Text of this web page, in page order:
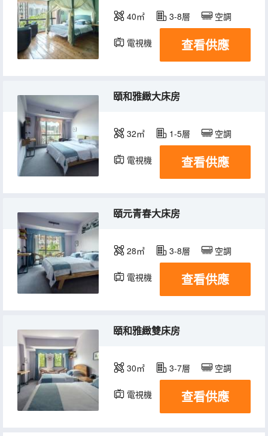
40㎡ 3-8層 空調
電視機 查看供應
頤和雅緻大床房
32㎡ 1-5層 空調
電視機 查看供應
頤元青春大床房
28㎡ 3-8層 空調
電視機 查看供應
頤和雅緻雙床房
30㎡ 3-7層 空調
電視機 查看供應